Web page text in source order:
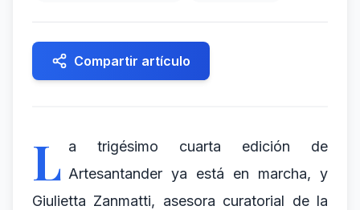
Compartir artículo
L a trigésimo cuarta edición de
Artesantander ya está en marcha, y
Giulietta Zanmatti, asesora curatorial de la